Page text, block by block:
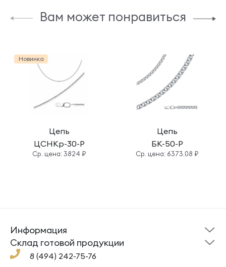
Вам может понравиться
Новинка
Цепь
ЦСНКр-30-Р
Cр. цена: 3824 ₽
Цепь
БК-50-Р
Cр. цена: 6373.08 ₽
8 (494) 242-75-76
Информация
Склад готовой
продукции
Под заказ
Помощь
Cклад готовой продукции
Кресты
Кольца
Ложки